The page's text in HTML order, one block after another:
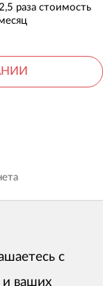
раза стоимость
с
ваших